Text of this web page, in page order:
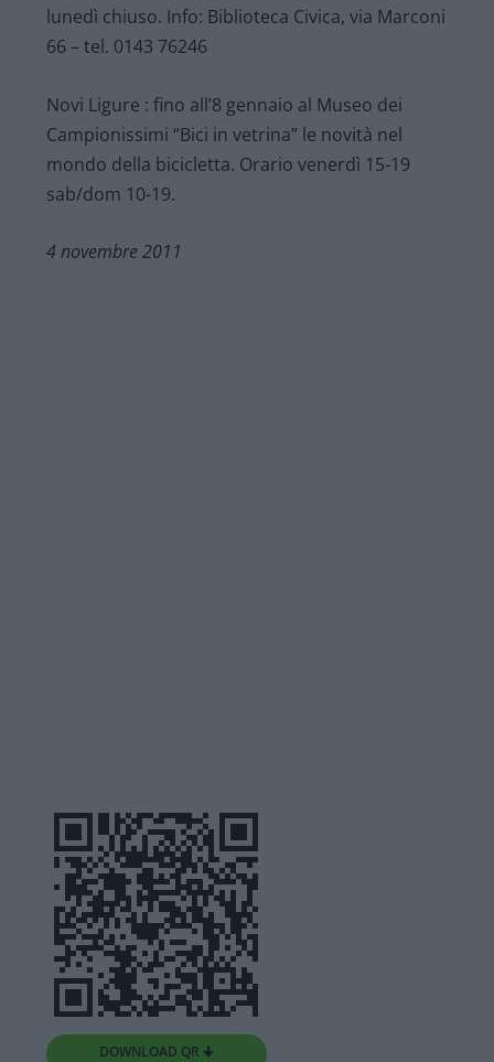
lunedì chiuso. Info: Biblioteca Civica, via Marconi
66 – tel. 0143 76246
Novi Ligure : fino all’8 gennaio al Museo dei
Campionissimi “Bici in vetrina” le novità nel
mondo della bicicletta. Orario venerdì 15-19
sab/dom 10-19.
4 novembre 2011
DOWNLOAD QR 🠋